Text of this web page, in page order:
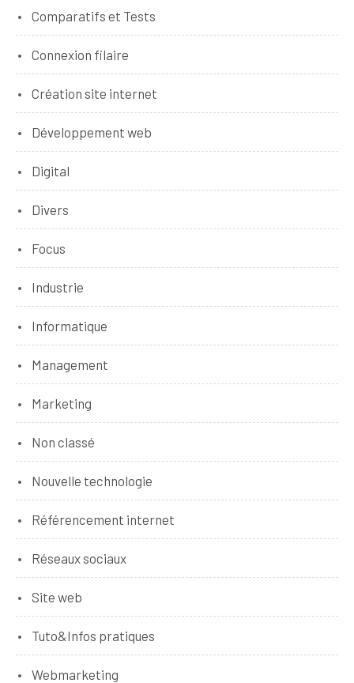
Comparatifs et Tests
Connexion filaire
Création site internet
Développement web
Digital
Divers
Focus
Industrie
Informatique
Management
Marketing
Non classé
Nouvelle technologie
Référencement internet
Réseaux sociaux
Site web
Tuto&Infos pratiques
Webmarketing